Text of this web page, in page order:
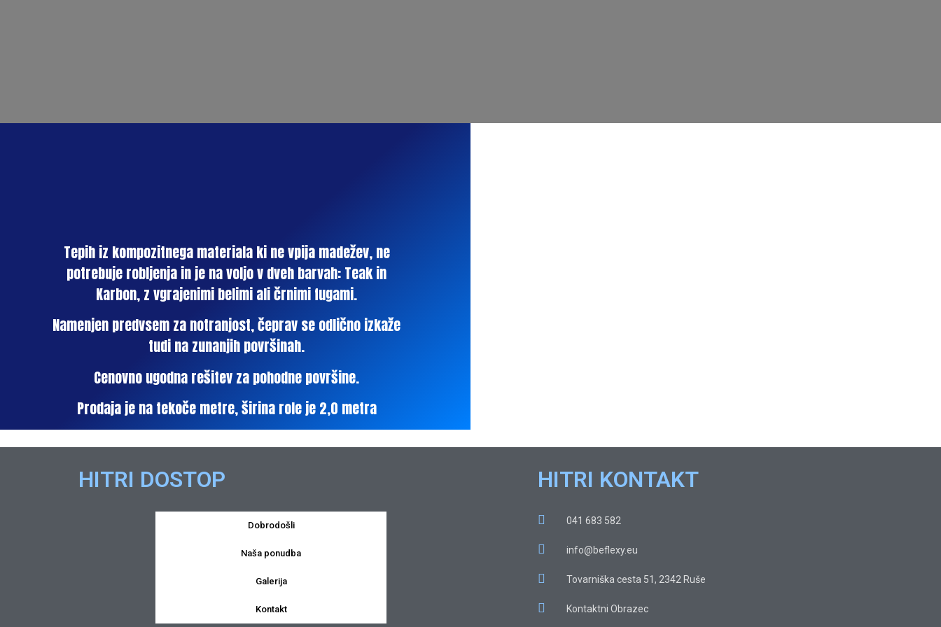
Tepih iz kompozitnega materiala ki ne vpija madežev, ne
potrebuje robljenja in je na voljo v dveh barvah: Teak in
Karbon, z vgrajenimi belimi ali črnimi fugami.
Namenjen predvsem za notranjost, čeprav se odlično izkaže
tudi na zunanjih površinah.
Cenovno ugodna rešitev za pohodne površine.
Prodaja je na tekoče metre, širina role je 2,0 metra
HITRI DOSTOP
Dobrodošli
Naša ponudba
Galerija
Kontakt
HITRI KONTAKT
041 683 582
info@beflexy.eu
Tovarniška cesta 51, 2342 Ruše
Kontaktni Obrazec